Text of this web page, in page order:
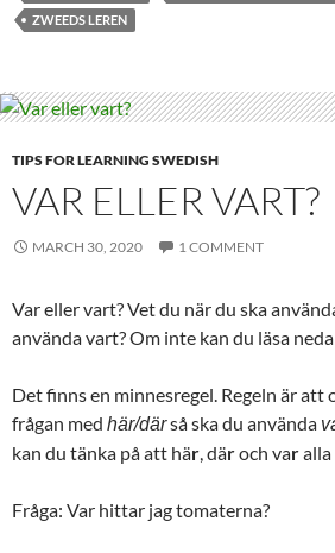
ZWEEDS LEREN
TIPS FOR LEARNING SWEDISH
VAR ELLER VART?
MARCH 30, 2020 1 COMMENT
Var eller vart? Vet du när du ska
använda vart? Om inte kan du läsa
Det finns en minnesregel. Regeln är att
frågan med här/därså ska du använda
kan du tänka på att här , däroch var
Fråga: Var hittar jag tomaterna?